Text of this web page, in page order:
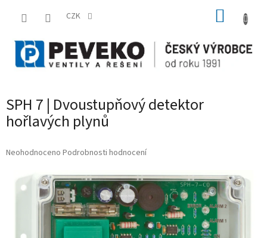
CZK
SPH 7 | Dvoustupňový detektor
hořlavých plynů
Průměrné
produktu
hvězdiček.
Neohodnoceno Podrobnosti hodnocení